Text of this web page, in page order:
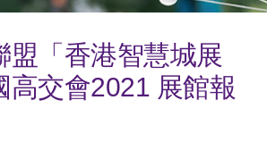
盟「香港智慧城展
高交會2021 展館報